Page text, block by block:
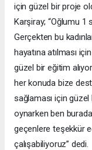
için güzel bir proje
Karşiray; “Oğlumu 1
Gerçekten bu
hayatına atılması
güzel bir eğitim
her konuda bize
sağlaması için
oynarken ben
geçenlere teşekkür
çalışabiliyoruz” dedi.